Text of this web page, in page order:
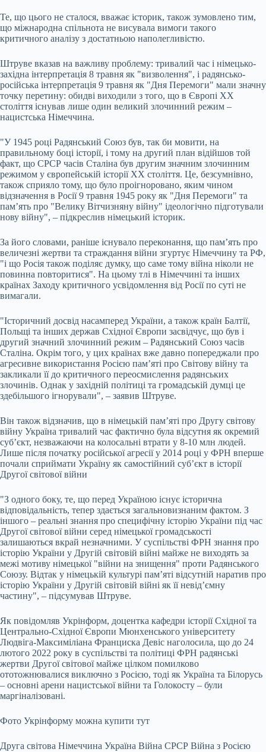
Те, що цього не сталося, вважає історик, також зумовлено тим,
що міжнародна спільнота не висувала вимоги такого
критичного аналізу з достатньою наполегливістю.
Штруве вказав на важливу проблему: тривалий час і німецько-
західна інтерпретація 8 травня як "визволення", і радянсько-
російська інтерпретація 9 травня як "Дня Перемоги" мали значну
точку перетину: обидві виходили з того, що в Європі ХХ
століття існував лише один великий злочинний режим –
нацистська Німеччина.
"У 1945 році Радянський Союз був, так би мовити, на
правильному боці історії, і тому на другий план відійшов той
факт, що СРСР часів Сталіна був другим значним злочинним
режимом у європейській історії XX століття. Це, безсумнівно,
також сприяло тому, що було проігноровано, яким чином
відзначення в Росії 9 травня 1945 року як "Дня Перемоги" та
пам’ять про "Велику Вітчизняну війну" ідеологічно підготували
нову війну", – підкреслив німецький історик.
За його словами, раніше існувало переконання, що пам’ять про
величезні жертви та страждання війни згуртує Німеччину та РФ,
"і що Росія також поділяє думку, що саме тому війна ніколи не
повинна повторитися". На цьому тлі в Німеччині та інших
країнах Заходу критичного усвідомлення від Росії по суті не
вимагали.
"Історичний досвід насамперед України, а також країн Балтії,
Польщі та інших держав Східної Європи засвідчує, що був і
другий значний злочинний режим – Радянський Союз часів
Сталіна. Окрім того, у цих країнах вже давно попереджали про
агресивне використання Росією пам’яті про Світову війну та
закликали її до критичного переосмислення радянських
злочинів. Однак у західній політиці та громадській думці це
здебільшого ігнорували", – заявив Штруве.
Він також відзначив, що в німецькій пам’яті про Другу світову
війну Україна тривалий час фактично була відсутня як окремий
суб’єкт, незважаючи на колосальні втрати у 8-10 млн людей.
Лише після початку російської агресії у 2014 році у ФРН вперше
почали сприймати Україну як самостійний суб’єкт в історії
Другої світової війни
"З одного боку, те, що перед Україною існує історична
відповідальність, тепер здається загальновизнаним фактом. З
іншого – реальні знання про специфічну історію України під час
Другої світової війни серед німецької громадськості
залишаються вкрай незначними. У суспільстві ФРН знання про
історію України у Другій світовій війні майже не виходять за
межі мотиву німецької "війни на знищення" проти Радянського
Союзу. Відтак у німецькій культурі пам’яті відсутній наратив про
історію України у Другій світовій війні як її невід’ємну
частину", – підсумував Штруве.
Як повідомляв Укрінформ, доцентка кафедри історії Східної та
Центрально-Східної Європи Мюнхенського університету
Людвіга-Максиміліана Франциска Девіс наголосила, що до 24
лютого 2022 року в суспільстві та політиці ФРН радянські
жертви Другої світової майже цілком помилково
ототожнювалися виключно з Росією, тоді як Україна та Білорусь
– основні арени нацистської війни та Голокосту – були
маргіналізовані.
Фото Укрінформу можна купити тут
Друга світова Німеччина Україна Війна СРСР Війна з Росією